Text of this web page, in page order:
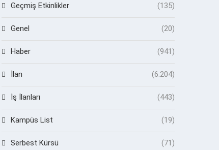
Geçmiş Etkinlikler (135)
Genel (20)
Haber (941)
İlan (6.204)
İş İlanları (443)
Kampüs List (19)
Serbest Kürsü (71)